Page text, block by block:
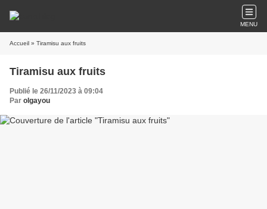
MENU
Accueil » Tiramisu aux fruits
Tiramisu aux fruits
Publié le 26/11/2023 à 09:04
Par olgayou